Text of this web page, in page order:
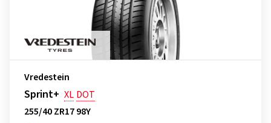
Vredestein
Sprint+ XL DOT
255/40 ZR17 98Y